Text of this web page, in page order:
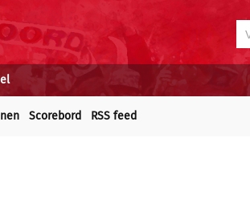
Scorebord RSS feed